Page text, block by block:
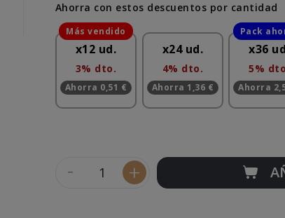
Ahorra con estos descuentos por cantidad
x12 ud.
3% dto.
Ahorra 0,51 €
x24 ud.
4% dto.
Ahorra 1,36 €
x36
5%
Ahorra
- +